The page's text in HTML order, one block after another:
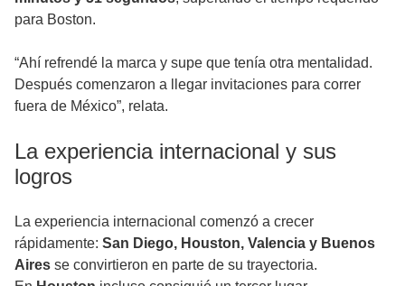
para Boston.
“Ahí refrendé la marca y supe que tenía otra mentalidad.
Después comenzaron a llegar invitaciones para correr
fuera de México”, relata.
La experiencia internacional y sus
logros
La experiencia internacional comenzó a crecer
rápidamente: San Diego, Houston, Valencia y Buenos
Aires se convirtieron en parte de su trayectoria.